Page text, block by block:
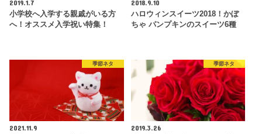
2019.1.7
小学校へ入学する親戚がいる方
へ！オススメ入学祝い特集！
2018.9.10
ハロウィンスイーツ2018！かぼ
ちゃ パンプキンのスイーツ6種
季節ネタ
2021.11.9
季節ネタ
2019.3.26